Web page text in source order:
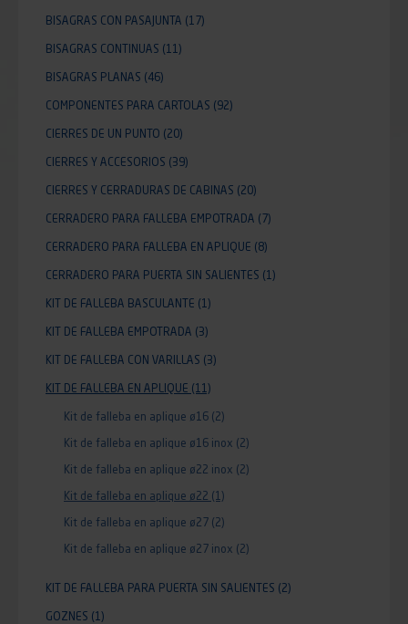
BISAGRAS CON PASAJUNTA (17)
BISAGRAS CONTINUAS (11)
BISAGRAS PLANAS (46)
COMPONENTES PARA CARTOLAS (92)
CIERRES DE UN PUNTO (20)
CIERRES Y ACCESORIOS (39)
CIERRES Y CERRADURAS DE CABINAS (20)
CERRADERO PARA FALLEBA EMPOTRADA (7)
CERRADERO PARA FALLEBA EN APLIQUE (8)
CERRADERO PARA PUERTA SIN SALIENTES (1)
KIT DE FALLEBA BASCULANTE (1)
KIT DE FALLEBA EMPOTRADA (3)
KIT DE FALLEBA CON VARILLAS (3)
KIT DE FALLEBA EN APLIQUE (11)
Kit de falleba en aplique ø16 (2)
Kit de falleba en aplique ø16 inox (2)
Kit de falleba en aplique ø22 inox (2)
Kit de falleba en aplique ø22 (1)
Kit de falleba en aplique ø27 (2)
Kit de falleba en aplique ø27 inox (2)
KIT DE FALLEBA PARA PUERTA SIN SALIENTES (2)
GOZNES (1)